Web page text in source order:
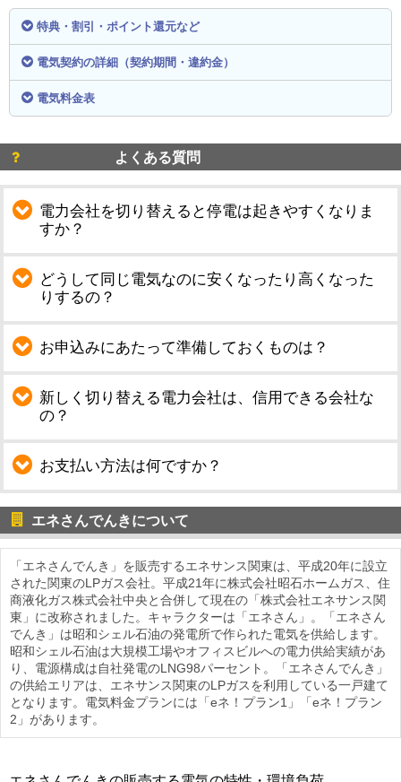
特典・割引・ポイント還元など
電気契約の詳細（契約期間・違約金）
電気料金表
よくある質問
電力会社を切り替えると停電は起きやすくなりま
すか？
どうして同じ電気なのに安くなったり高くなった
りするの？
お申込みにあたって準備しておくものは？
新しく切り替える電力会社は、信用できる会社な
の？
お支払い方法は何ですか？
エネさんでんきについて
「エネさんでんき」を販売するエネサンス関東は、平成20年に設立
された関東のLPガス会社。平成21年に株式会社昭石ホームガス、住
商液化ガス株式会社中央と合併して現在の「株式会社エネサンス関
東」に改称されました。キャラクターは「エネさん」。「エネさん
でんき」は昭和シェル石油の発電所で作られた電気を供給します。
昭和シェル石油は大規模工場やオフィスビルへの電力供給実績があ
り、電源構成は自社発電のLNG98パーセント。「エネさんでんき」
の供給エリアは、エネサンス関東のLPガスを利用している一戸建て
となります。電気料金プランには「eネ！プラン1」「eネ！プラン
2」があります。